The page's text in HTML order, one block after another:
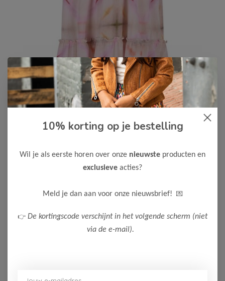
Like Flo
Like Flo Meisjes Jurk Meis
10% korting op je bestelling
Wil je als eerste horen over onze nieuwste producten en
exclusieve acties?
Meld je dan aan voor onze nieuwsbrief! 💌
👉 De kortingscode verschijnt in het volgende scherm (niet
via de e-mail).